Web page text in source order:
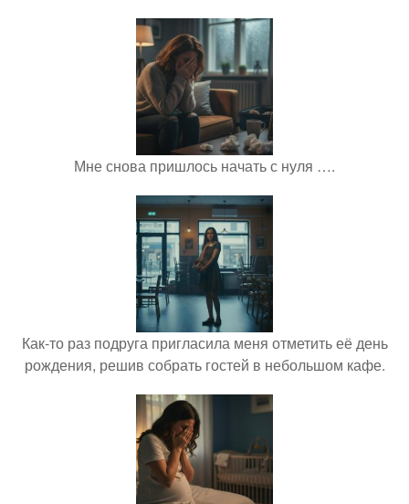
Мне снова пришлось начать с нуля ….
Как-то раз подруга пригласила меня отметить её день
рождения, решив собрать гостей в небольшом кафе.